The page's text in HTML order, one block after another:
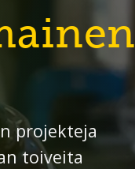
projekteja
toiveita